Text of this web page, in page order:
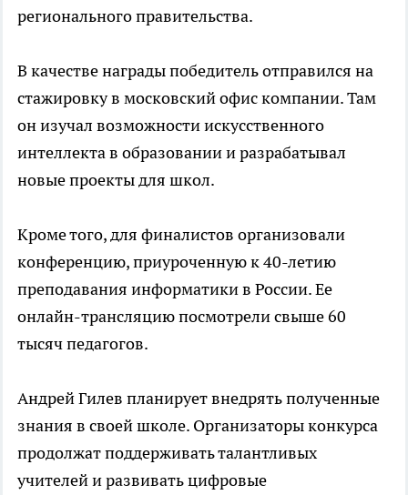
регионального правительства.
В качестве награды победитель отправился на
стажировку в московский офис компании. Там
он изучал возможности искусственного
интеллекта в образовании и разрабатывал
новые проекты для школ.
Кроме того, для финалистов организовали
конференцию, приуроченную к 40-летию
преподавания информатики в России. Ее
онлайн-трансляцию посмотрели свыше 60
тысяч педагогов.
Андрей Гилев планирует внедрять полученные
знания в своей школе. Организаторы конкурса
продолжат поддерживать талантливых
учителей и развивать цифровые